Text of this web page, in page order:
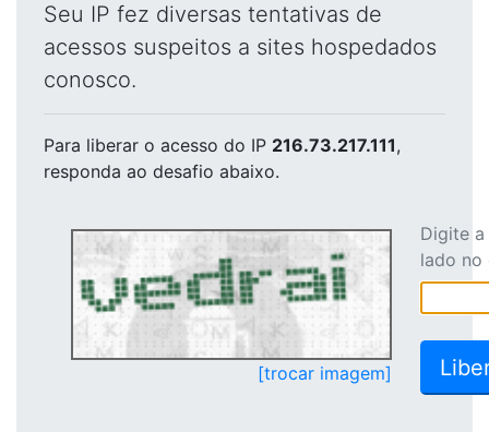
Seu IP fez diversas tentativas de
acessos suspeitos a sites hospedados
conosco.
Para liberar o acesso do IP 216.73.217.111,
responda ao desafio abaixo.
[trocar imagem]
Digite
lado no